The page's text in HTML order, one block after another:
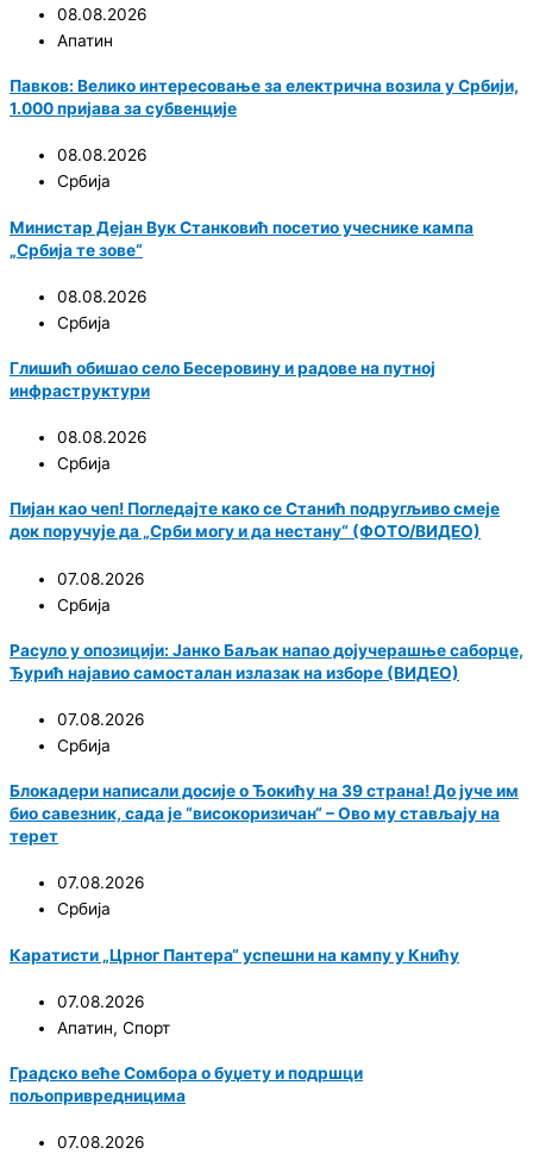
08.08.2026
Апатин
Павков: Велико интересовање за електрична возила у Србији,
1.000 пријава за субвенције
08.08.2026
Србија
Министар Дејан Вук Станковић посетио учеснике кампа
„Србија те зове“
08.08.2026
Србија
Глишић обишао село Бесеровину и радове на путној
инфраструктури
08.08.2026
Србија
Пијан као чеп! Погледајте како се Станић подругљиво смеје
док поручује да „Срби могу и да нестану“ (ФОТО/ВИДЕО)
07.08.2026
Србија
Расуло у опозицији: Јанко Баљак напао дојучерашње саборце,
Ђурић најавио самосталан излазак на изборе (ВИДЕО)
07.08.2026
Србија
Блокадери написали досије о Ђокићу на 39 страна! До јуче им
био савезник, сада је “високоризичан“ – Ово му стављају на
терет
07.08.2026
Србија
Каратисти „Црног Пантера“ успешни на кампу у Книћу
07.08.2026
Апатин, Спорт
Градско веће Сомбора о буџету и подршци
пољопривредницима
07.08.2026